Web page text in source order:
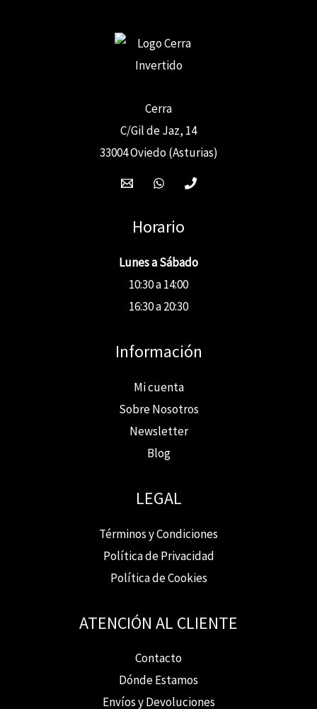
Cerra
C/Gil de Jaz, 14
33004 Oviedo (Asturias)
Horario
Lunes a Sábado
10:30 a 14:00
16:30 a 20:30
Información
Mi cuenta
Sobre Nosotros
Newsletter
Blog
LEGAL
Términos y Condiciones
Política de Privacidad
Política de Cookies
ATENCIÓN AL CLIENTE
Contacto
Dónde Estamos
Envíos y Devoluciones